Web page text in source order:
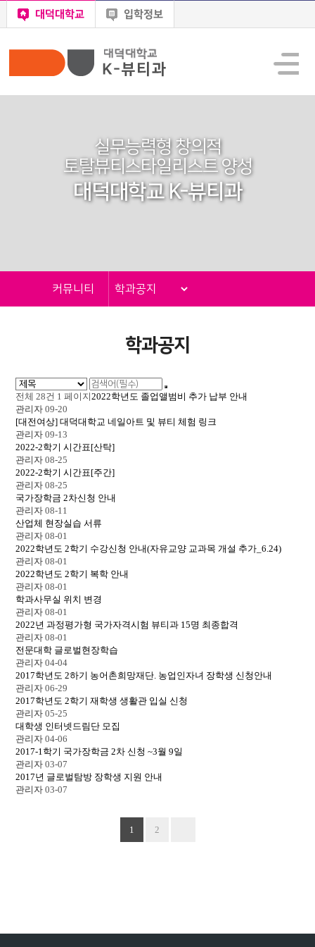
대덕대학교 입학정보
실무능력형 창의적
토탈뷰티스타일리스트 양성
대덕대학교 K-뷰티과
커뮤니티
학과공지
전체 28건 1 페이지2022학년도 졸업앨범비 추가 납부 안내
관리자 09-20
[대전여상] 대덕대학교 네일아트 및 뷰티 체험 링크
관리자 09-13
2022-2학기 시간표[산탁]
관리자 08-25
2022-2학기 시간표[주간]
관리자 08-25
국가장학금 2차신청 안내
관리자 08-11
산업체 현장실습 서류
관리자 08-01
2022학년도 2학기 수강신청 안내(자유교양 교과목 개설 추가_6.24)
관리자 08-01
2022학년도 2학기 복학 안내
관리자 08-01
학과사무실 위치 변경
관리자 08-01
2022년 과정평가형 국가자격시험 뷰티과 15명 최종합격
관리자 08-01
전문대학 글로벌현장학습
관리자 04-04
2017학년도 2하기 농어촌희망재단. 농업인자녀 장학생 신청안내
관리자 06-29
2017학년도 2학기 재학생 생활관 입실 신청
관리자 05-25
대학생 인터넷드림단 모집
관리자 04-06
2017-1학기 국가장학금 2차 신청 ~3월 9일
관리자 03-07
2017년 글로벌탐방 장학생 지원 안내
관리자 03-07
1 2